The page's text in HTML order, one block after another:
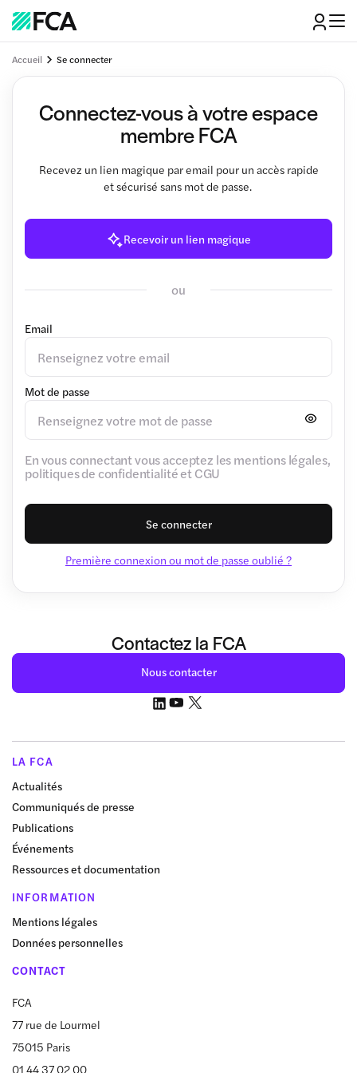
Accueil Se connecter
Connectez-vous à votre espace
membre FCA
Recevez un lien magique par email pour un accès rapide
et sécurisé sans mot de passe.
Recevoir un lien magique
ou
Email
Mot de passe
En vous connectant vous acceptez les mentions légales,
politiques de confidentialité et CGU
Se connecter
Première connexion ou mot de passe oublié ?
Contactez la FCA
Nous contacter
LA FCA
Actualités
Communiqués de presse
Publications
Événements
Ressources et documentation
INFORMATION
Mentions légales
Données personnelles
CONTACT
FCA
77 rue de Lourmel
75015 Paris
01 44 37 02 00